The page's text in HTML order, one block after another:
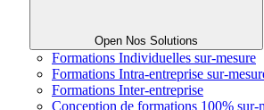
Open Nos Solutions
Formations Individuelles sur-mesure
Formations Intra-entreprise sur-
Formations Inter-entreprise
Conception de formations 100% sur-